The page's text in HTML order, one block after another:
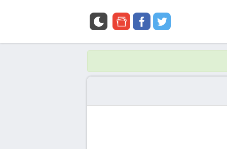
twitter
facebook
google